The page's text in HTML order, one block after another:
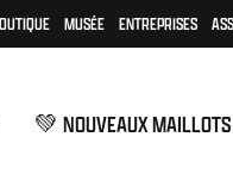
MUSÉE ENTREPRISES
💚 NOUVEAUX MAILLOTS